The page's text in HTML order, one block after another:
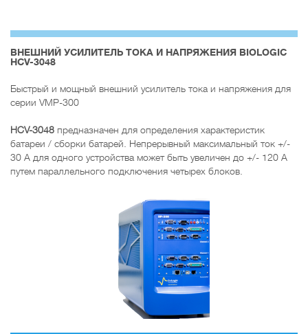
ВНЕШНИЙ УСИЛИТЕЛЬ ТОКА И НАПРЯЖЕНИЯ BIOLOGIC
HCV-3048
Быстрый и мощный внешний усилитель тока и напряжения для
серии VMP-300
HCV-3048 предназначен для определения характеристик
батареи / сборки батарей. Непрерывный максимальный ток +/-
30 А для одного устройства может быть увеличен до +/- 120 А
путем параллельного подключения четырех блоков.